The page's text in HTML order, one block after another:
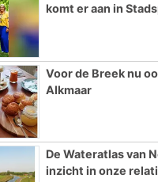
komt er aan in
Voor de Breek nu
Alkmaar
De Wateratlas van
inzicht in onze